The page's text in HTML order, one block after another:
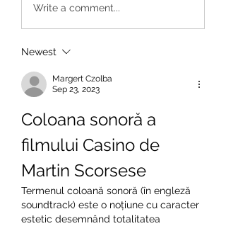
Write a comment...
Newest
Margert Czolba
Sep 23, 2023
Coloana sonoră a
filmului Casino de
Martin Scorsese
Termenul coloană sonoră (în engleză
soundtrack) este o noțiune cu caracter
estetic desemnând totalitatea